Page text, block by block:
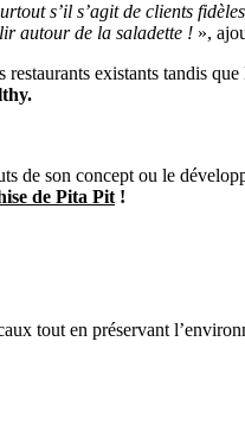
s’il s’agit de clients
autour de la saladette ! »,
existants tandis
de son concept ou le
de Pita Pit!
tout en préservant